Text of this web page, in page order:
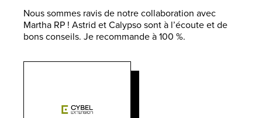
Nous sommes ravis de notre collaboration avec
Martha RP ! Astrid et Calypso sont à l’écoute et de
bons conseils. Je recommande à 100 %.